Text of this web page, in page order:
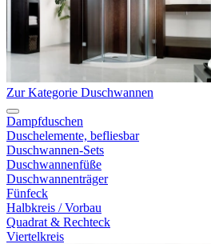
Zur Kategorie Duschwannen
Dampfduschen
Duschelemente, befliesbar
Duschwannen-Sets
Duschwannenfüße
Duschwannenträger
Fünfeck
Halbkreis / Vorbau
Quadrat & Rechteck
Viertelkreis